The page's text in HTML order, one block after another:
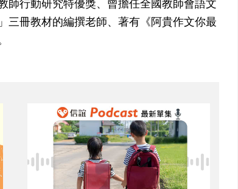
師行動研究特優獎、曾擔任全國教師會語文
三冊教材的編撰老師、著有《阿貴作文你最